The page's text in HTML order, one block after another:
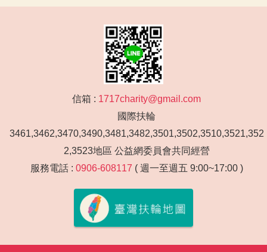
信箱 : 1717charity@gmail.com
國際扶輪
3461,3462,3470,3490,3481,3482,3501,3502,3510,3521,352
2,3523地區 公益網委員會共同經營
服務電話 : 0906-608117 ( 週一至週五 9:00~17:00 )